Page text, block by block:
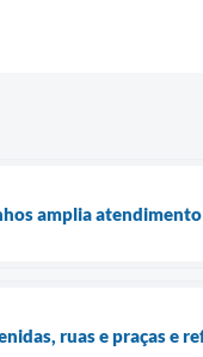
amplia
ruas e praças e